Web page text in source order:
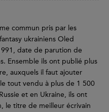
commun pris par les
ukrainiens Oled
date de parution de
Ensemble ils ont publié plus
auxquels il faut ajouter
tout vendu à plus de 1 500
et en Ukraine, ils ont
le titre de meilleur écrivain